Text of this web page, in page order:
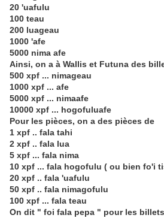
20 'uafulu
100 teau
200 luageau
1000 'afe
5000 nima afe
Ainsi, on a à Wallis et Futuna des
500 xpf ... nimageau
1000 xpf ... afe
5000 xpf ... nimaafe
10000 xpf ... hogofuluafe
Pour les pièces, on a des pièces de
1 xpf .. fala tahi
2 xpf .. fala lua
5 xpf ... fala nima
10 xpf ... fala hogofulu ( ou bien fo'i
20 xpf .. fala 'uafulu
50 xpf .. fala nimagofulu
100 xpf ... fala teau
On dit " foi fala pepa " pour les